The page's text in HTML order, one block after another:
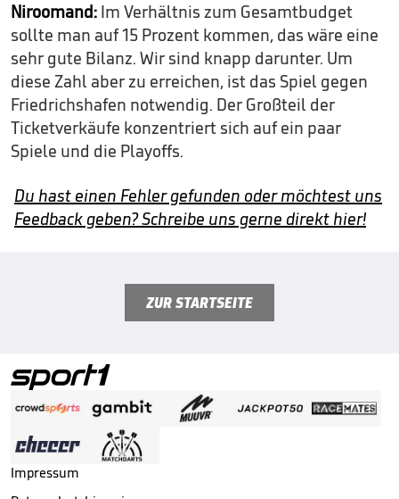
Niroomand: Im Verhältnis zum Gesamtbudget
sollte man auf 15 Prozent kommen, das wäre eine
sehr gute Bilanz. Wir sind knapp darunter. Um
diese Zahl aber zu erreichen, ist das Spiel gegen
Friedrichshafen notwendig. Der Großteil der
Ticketverkäufe konzentriert sich auf ein paar
Spiele und die Playoffs.
Du hast einen Fehler gefunden oder möchtest uns
Feedback geben? Schreibe uns gerne direkt hier!
ZUR STARTSEITE
Impressum